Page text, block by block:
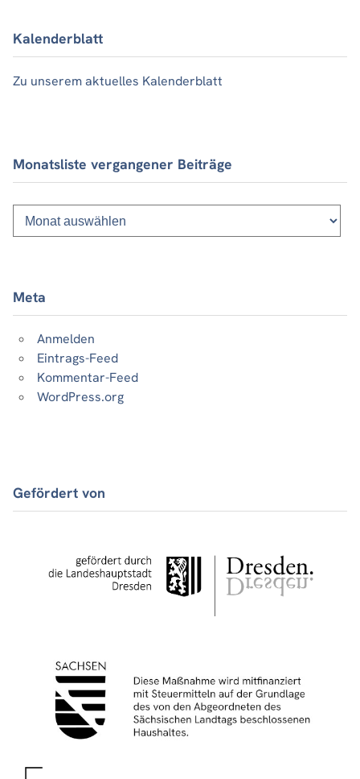
Kalenderblatt
Zu unserem aktuelles Kalenderblatt
Monatsliste vergangener Beiträge
Monatsliste
vergangener
Beiträge
Meta
Anmelden
Eintrags-Feed
Kommentar-Feed
WordPress.org
Gefördert von